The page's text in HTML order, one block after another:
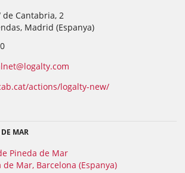
de Cantabria, 2
Madrid (Espanya)
actions/logalty-new/
MAR
Pineda de Mar
de Mar, Barcelona (Espanya)